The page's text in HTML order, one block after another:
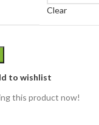
Clear
to wishlist
this product now!